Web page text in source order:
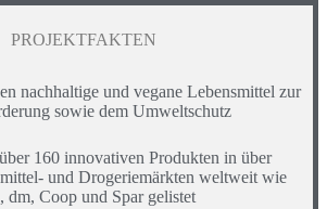
PROJEKTFAKTEN
nachhaltige und vegane Lebensmittel zur
sowie dem Umweltschutz
160 innovativen Produkten in über
und Drogeriemärkten weltweit wie
dm, Coop und Spar gelistet